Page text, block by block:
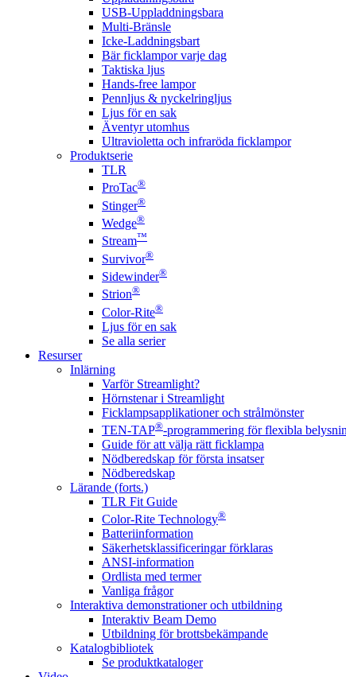
USB-Uppladdningsbara
Multi-Bränsle
Icke-Laddningsbart
Bär ficklampor varje dag
Taktiska ljus
Hands-free lampor
Pennljus & nyckelringljus
Ljus för en sak
Äventyr utomhus
Ultravioletta och infraröda ficklampor
Produktserie
TLR
ProTac®
Stinger®
Wedge®
Stream™
Survivor®
Sidewinder®
Strion®
Color-Rite®
Ljus för en sak
Se alla serier
Resurser
Inlärning
Varför Streamlight?
Hörnstenar i Streamlight
Ficklampsapplikationer och strålmönster
TEN-TAP®-programmering för flexibla
Guide för att välja rätt ficklampa
Nödberedskap för första insatser
Nödberedskap
Lärande (forts.)
TLR Fit Guide
Color-Rite Technology®
Batteriinformation
Säkerhetsklassificeringar förklaras
ANSI-information
Ordlista med termer
Vanliga frågor
Interaktiva demonstrationer och utbildning
Interaktiv Beam Demo
Utbildning för brottsbekämpande
Katalogbibliotek
Se produktkataloger